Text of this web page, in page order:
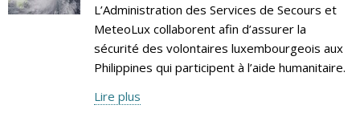
L’Administration des Services de Secours et
MeteoLux collaborent afin d’assurer la
sécurité des volontaires luxembourgeois aux
Philippines qui participent à l’aide humanitaire.
Lire plus